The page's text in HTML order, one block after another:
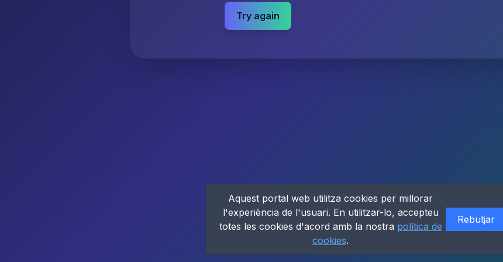
Try again
Aquest portal web utilitza cookies per millorar
l'experiència de l'usuari. En utilitzar-lo, accepteu
totes les cookies d'acord amb la nostra política de
cookies.
Rebutjar